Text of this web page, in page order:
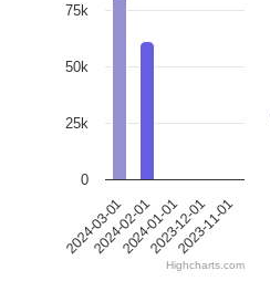
2024-03-01
2024-02-01
2024-01-01
2023-12-01
2023-11-01
0
25k
50k
75k
Highcharts.com